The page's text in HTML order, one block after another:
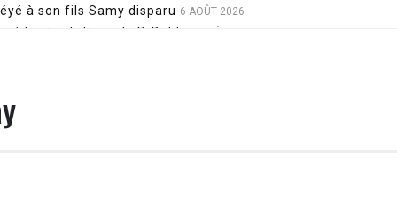
à son fils Samy disparu 6 AOÛT 2026
les invitations de P. Diddy
pour sa santé, après un pari lancé par Giulia